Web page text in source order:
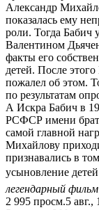
Александр
показалась ему
роли. Тогда Бабич
Валентином
факты его
детей. После
пожалел об этом.
по результатам
А Искра Бабич в
РСФСР имени
самой главной
Михайлову
признавались в
усыновление
легендарный
2 995 просм.5 авг.,